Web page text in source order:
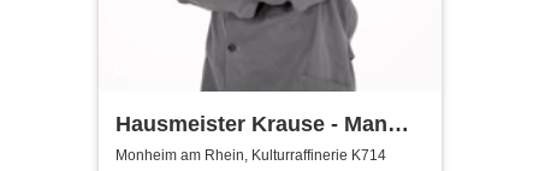
Hausmeister Krause - Man
lebt nur zweimal
Monheim am Rhein, Kulturraffinerie K714